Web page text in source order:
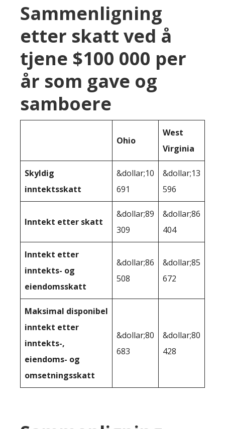
Sammenligning
etter skatt ved å
tjene $100 000 per
år som gave og
samboere
Ohio
West
Virginia
Skyldig
inntektsskatt
&dollar;10
691
&dollar;13
596
Inntekt etter skatt
&dollar;89
309
&dollar;86
404
Inntekt etter
inntekts- og
eiendomsskatt
&dollar;86
508
&dollar;85
672
Maksimal disponibel
inntekt etter
inntekts-,
eiendoms- og
omsetningsskatt
&dollar;80
683
&dollar;80
428